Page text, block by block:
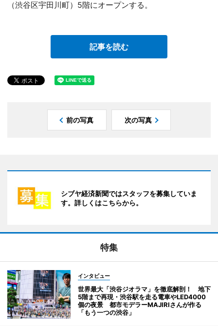
（渋谷区宇田川町）5階にオープンする。
記事を読む
前の写真 次の写真
シブヤ経済新聞ではスタッフを募集していま
す。詳しくはこちらから。
特集
インタビュー
世界最大「渋谷ジオラマ」を徹底解剖！ 地下
5階まで再現・渋谷駅を走る電車やLED4000
個の夜景 都市モデラーMAJIRIさんが作る
「もう一つの渋谷」